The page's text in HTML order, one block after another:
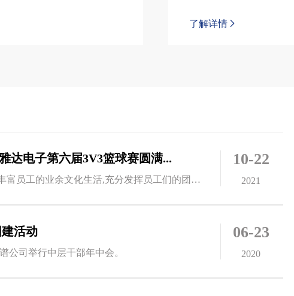
了解详情
电子第六届3V3篮球赛圆满...
为了增进公司员工之间的沟通,丰富员工的业余文化生活,充分发挥员工们的团队...
10-22
2021
活动
公司举行中层干部年中会。
06-23
2020